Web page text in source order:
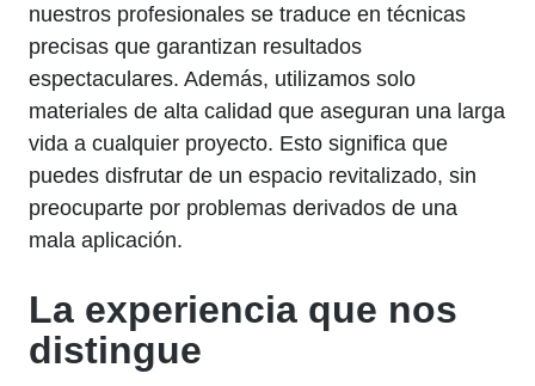
nuestros profesionales se traduce en técnicas
precisas que garantizan resultados
espectaculares. Además, utilizamos solo
materiales de alta calidad que aseguran una larga
vida a cualquier proyecto. Esto significa que
puedes disfrutar de un espacio revitalizado, sin
preocuparte por problemas derivados de una
mala aplicación.
La experiencia que nos
distingue